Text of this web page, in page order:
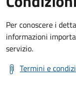
Per conoscere i
informazioni
servizio.
Termini e